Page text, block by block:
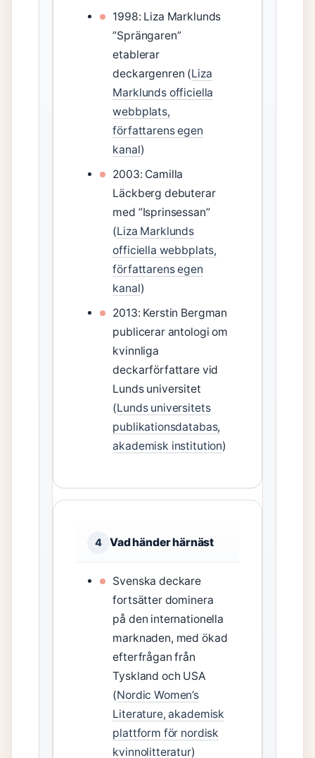
1998: Liza Marklunds
”Sprängaren”
etablerar
deckargenren (Liza
Marklunds officiella
webbplats,
författarens egen
kanal)
2003: Camilla
Läckberg debuterar
med ”Isprinsessan”
(Liza Marklunds
officiella webbplats,
författarens egen
kanal)
2013: Kerstin Bergman
publicerar antologi om
kvinnliga
deckarförfattare vid
Lunds universitet
(Lunds universitets
publikationsdatabas,
akademisk institution)
4 Vad händer härnäst
Svenska deckare
fortsätter dominera
på den internationella
marknaden, med ökad
efterfrågan från
Tyskland och USA
(Nordic Women’s
Literature, akademisk
plattform för nordisk
kvinnolitteratur)